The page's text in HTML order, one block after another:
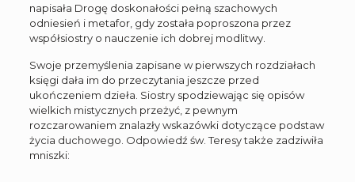
napisała Drogę doskonałości pełną szachowych
odniesień i metafor, gdy została poproszona przez
współsiostry o nauczenie ich dobrej modlitwy.
Swoje przemyślenia zapisane w pierwszych rozdziałach
księgi dała im do przeczytania jeszcze przed
ukończeniem dzieła. Siostry spodziewając się opisów
wielkich mistycznych przeżyć, z pewnym
rozczarowaniem znalazły wskazówki dotyczące podstaw
życia duchowego. Odpowiedź św. Teresy także zadziwiła
mniszki: